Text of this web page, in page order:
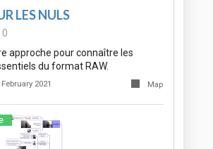
LES NULS
0
approche pour connaître les
du format RAW.
February 2021 Map